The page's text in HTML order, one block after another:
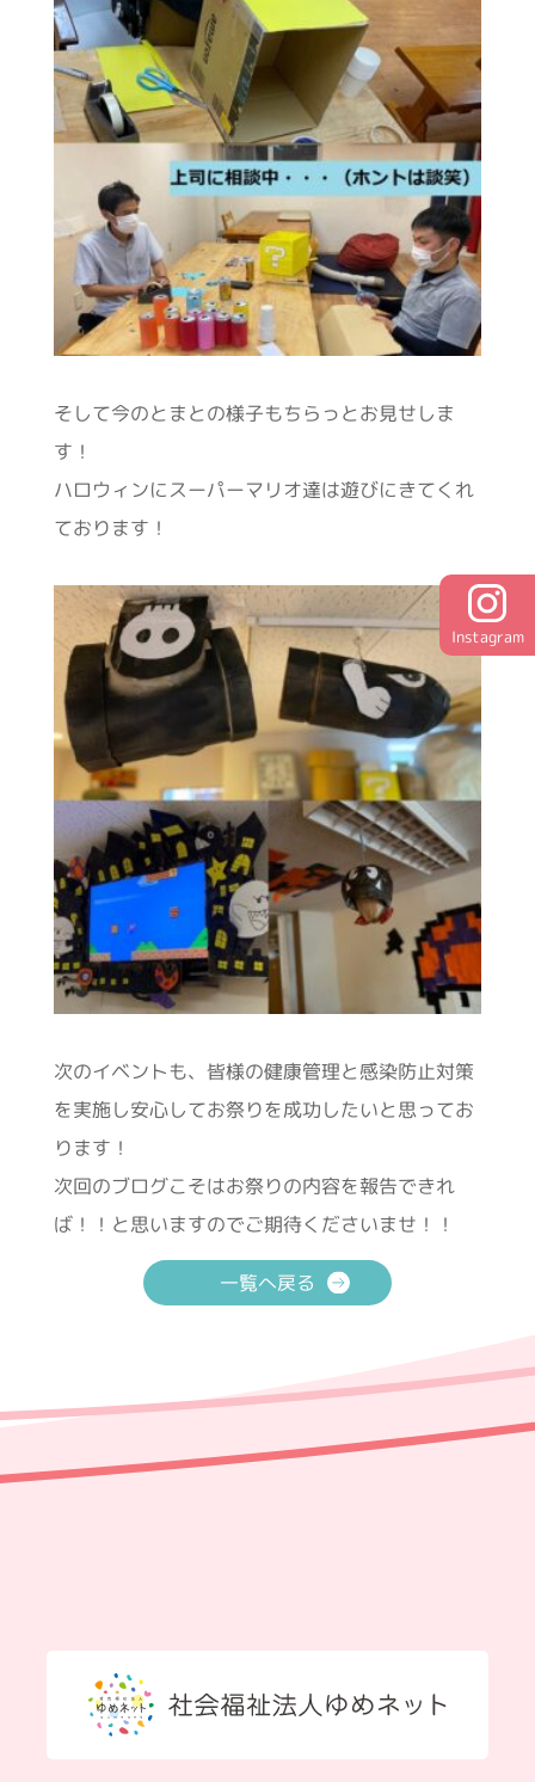
そして今のとまとの様子もちらっとお見せしま
す！
ハロウィンにスーパーマリオ達は遊びにきてくれ
ております！
次のイベントも、皆様の健康管理と感染防止対策
を実施し安心してお祭りを成功したいと思ってお
ります！
次回のブログこそはお祭りの内容を報告できれ
ば！！と思いますのでご期待くださいませ！！
一覧へ戻る
Instagram